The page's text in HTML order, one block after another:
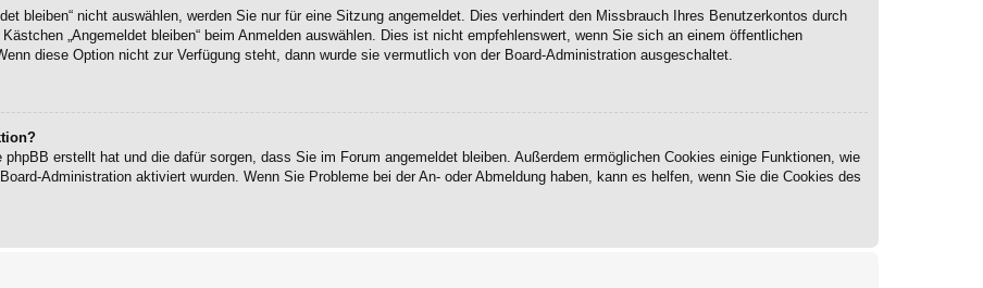
bleiben“ nicht auswählen, werden Sie nur für eine Sitzung angemeldet. Dies verhindert den Missbrauch Ihres Benutzerkontos durch
„Angemeldet bleiben“ beim Anmelden auswählen. Dies ist nicht empfehlenswert, wenn Sie sich an einem öffentlichen
diese Option nicht zur Verfügung steht, dann wurde sie vermutlich von der Board-Administration ausgeschaltet.
phpBB erstellt hat und die dafür sorgen, dass Sie im Forum angemeldet bleiben. Außerdem ermöglichen Cookies einige Funktionen, wie
Administration aktiviert wurden. Wenn Sie Probleme bei der An- oder Abmeldung haben, kann es helfen, wenn Sie die Cookies des